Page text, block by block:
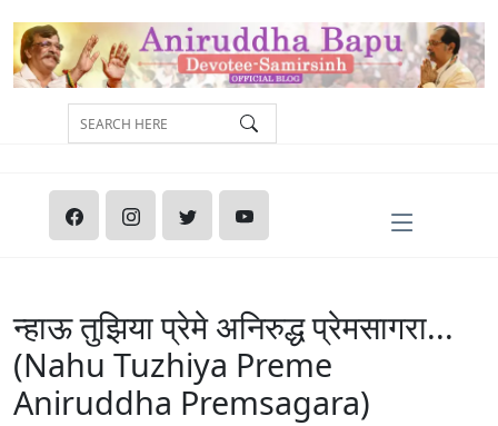
न्हाऊ तुझिया प्रेमे अनिरुद्ध प्रेमसागरा...
(Nahu Tuzhiya Preme
Aniruddha Premsagara)